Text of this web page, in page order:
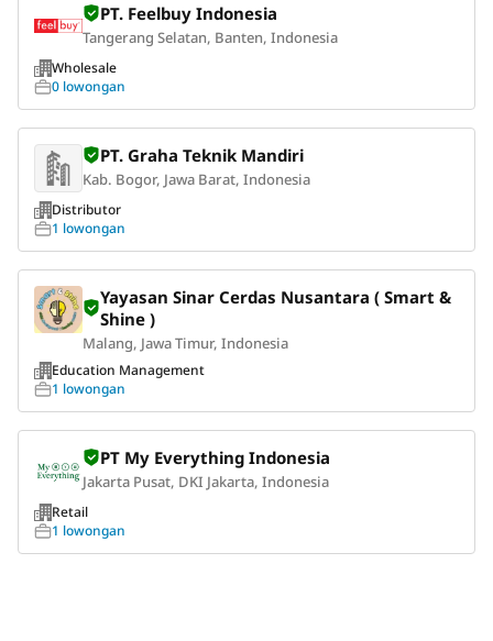
PT. Feelbuy Indonesia
Tangerang Selatan, Banten, Indonesia
Wholesale
0 lowongan
PT. Graha Teknik Mandiri
Kab. Bogor, Jawa Barat, Indonesia
Distributor
1 lowongan
Yayasan Sinar Cerdas Nusantara ( Smart &
Shine )
Malang, Jawa Timur, Indonesia
Education Management
1 lowongan
PT My Everything Indonesia
Jakarta Pusat, DKI Jakarta, Indonesia
Retail
1 lowongan